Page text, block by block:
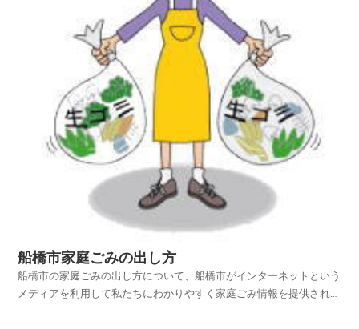
船橋市家庭ごみの出し方
船橋市の家庭ごみの出し方について、船橋市がインターネットという
メディアを利用して私たちにわかりやすく家庭ごみ情報を提供されて